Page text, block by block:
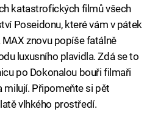
katastrofických filmů všech
Poseidonu, které vám v pátek
znovu popíše fatálně
luxusního plavidla. Zdá se to
po Dokonalou bouři filmaři
milují. Připomeňte si pět
vlhkého prostředí.